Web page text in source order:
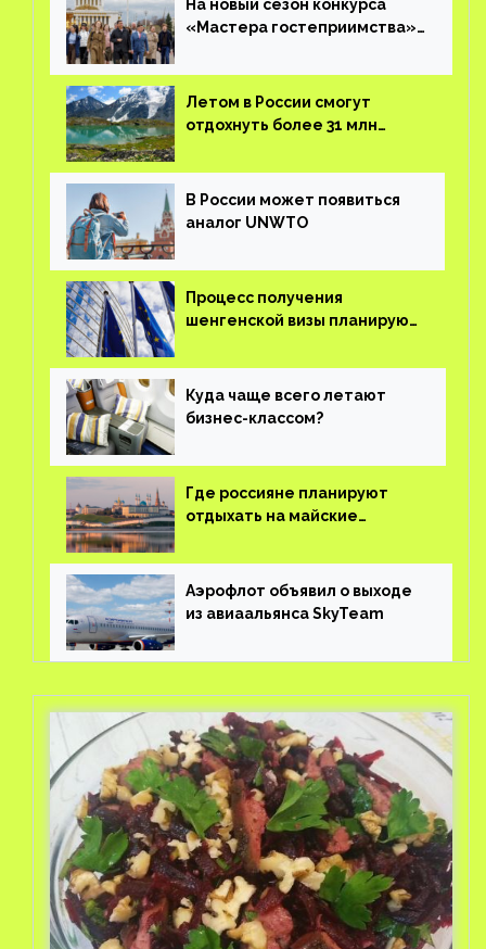
На новый сезон конкурса
«Мастера гостеприимства»
заявок
Летом в России смогут
отдохнуть более 31 млн
В России может появиться
аналог UNWTO
Процесс получения
шенгенской визы планируют
Куда чаще всего летают
бизнес-классом?
Где россияне планируют
отдыхать на майские
Аэрофлот объявил о выходе
из авиаальянса SkyTeam